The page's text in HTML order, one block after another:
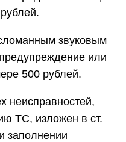
звуковым
или
500 рублей.
неисправностей,
ТС, изложен в ст.
заполнении